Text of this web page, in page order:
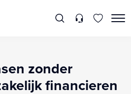
zonder
financieren